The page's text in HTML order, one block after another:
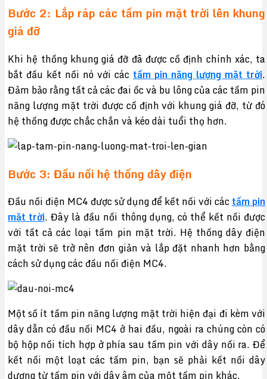
Bước 2: Lắp ráp các tấm pin mặt trời lên khung
giá đỡ
Khi hệ thống khung giá đỡ đã được cố định chính xác, ta
bắt đầu kết nối nó với các tấm pin năng lượng mặt trời.
Đảm bảo rằng tất cả các đai ốc và bu lông của các tấm pin
năng lượng mặt trời được cố định với khung giá đỡ, từ đó
hệ thống được chắc chắn và kéo dài tuổi thọ hơn.
Bước 3: Đấu nối hệ thống dây điện
Đầu nối điện MC4 được sử dụng để kết nối với cáctấm pin
mặt trời. Đây là đầu nối thông dụng, có thể kết nối được
với tất cả các loại tấm pin mặt trời. Hệ thống dây điện
mặt trời sẽ trở nên đơn giản và lắp đặt nhanh hơn bằng
cách sử dụng các đầu nối điện MC4.
Một số ít tấm pin năng lượng mặt trời hiện đại đi kèm với
dây dẫn có đầu nối MC4 ở hai đầu, ngoài ra chúng còn có
bộ hộp nối tích hợp ở phía sau tấm pin với dây nối ra. Để
kết nối một loạt các tấm pin, bạn sẽ phải kết nối dây
dương từ tấm pin với dây âm của một tấm pin khác.